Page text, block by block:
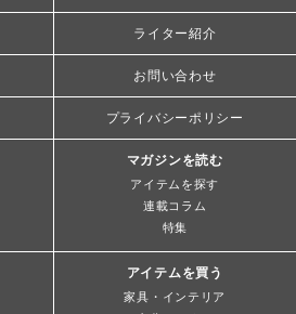
ライター紹介
お問い合わせ
プライバシーポリシー
マガジンを読む
アイテムを探す
連載コラム
特集
アイテムを買う
家具・インテリア